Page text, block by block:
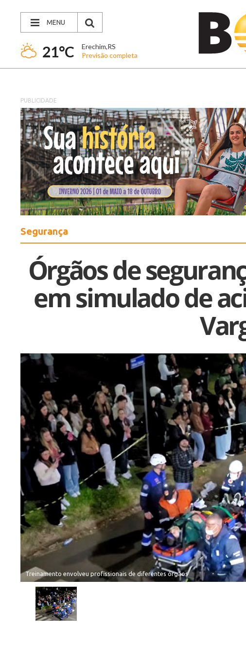
MENU
21°C
Erechim,RS
Previsão completa
PUBLICIDADE
Segurança
Órgãos de
em simulado de
Treinamento envolveu profissionais de diferentes órgãos